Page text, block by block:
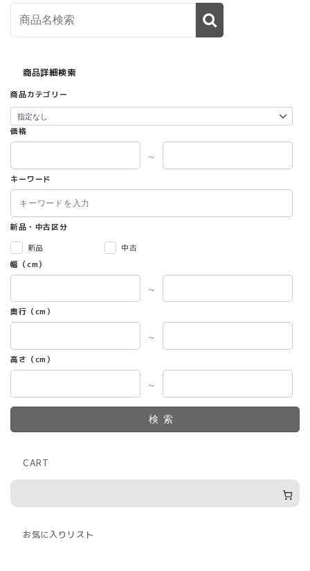
商品詳細検索
商品カテゴリー
価格
～
キーワード
新品・中古区分
新品
中古
幅（cm）
～
奥行（cm）
～
高さ（cm）
～
検索
CART
お気に入りリスト